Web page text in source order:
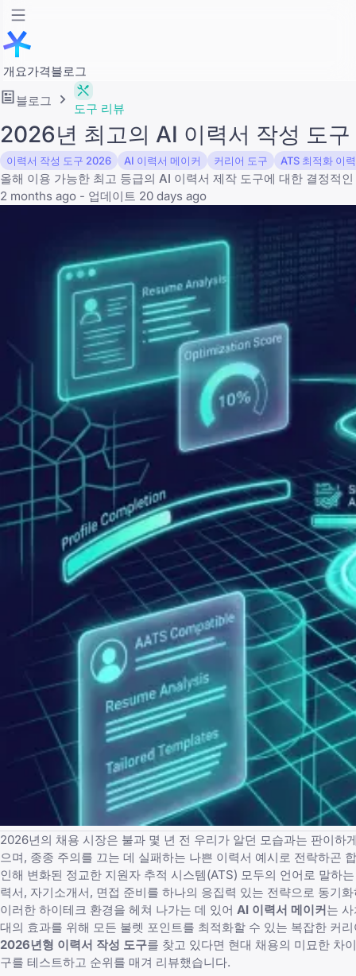
개요가격블로그
블로그
도구 리뷰
2026년 최고의 AI 이력서 작성 도
이력서 작성 도구 2026 AI 이력서 메이커 커리어 도구 ATS 최적화 이
올해 이용 가능한 최고 등급의 AI 이력서 제작 도구에 대한 결정적
2 months ago - 업데이트 20 days ago
2026년의 채용 시장은 불과 몇 년 전 우리가 알던 모습과는 판이
으며, 종종 주의를 끄는 데 실패하는 나쁜 이력서 예시로 전락하곤
인해 변화된 정교한 지원자 추적 시스템(ATS) 모두의 언어로 말하
력서, 자기소개서, 면접 준비를 하나의 응집력 있는 전략으로 동기
이러한 하이테크 환경을 헤쳐 나가는 데 있어 AI 이력서 메이커는
대의 효과를 위해 모든 불렛 포인트를 최적화할 수 있는 복잡한 커
2026년형 이력서 작성 도구를 찾고 있다면 현대 채용의 미묘한 차
구를 테스트하고 순위를 매겨 리뷰했습니다.